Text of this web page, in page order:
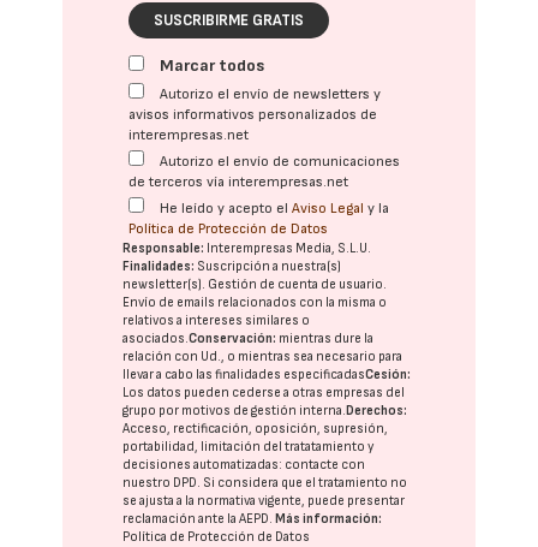
SUSCRIBIRME GRATIS
Marcar todos
Autorizo el envío de newsletters y
avisos informativos personalizados de
interempresas.net
Autorizo el envío de comunicaciones
de terceros vía interempresas.net
He leído y acepto elAviso Legal y la
Política de Protección de Datos
Responsable: Interempresas Media, S.L.U.
Finalidades: Suscripción a nuestra(s)
newsletter(s). Gestión de cuenta de usuario.
Envío de emails relacionados con la misma o
relativos a intereses similares o
asociados.Conservación: mientras dure la
relación con Ud., o mientras sea necesario para
llevar a cabo las finalidades especificadasCesión:
Los datos pueden cederse a otras empresas del
grupo por motivos de gestión interna. Derechos:
Acceso, rectificación, oposición, supresión,
portabilidad, limitación del tratatamiento y
decisiones automatizadas: contacte con
nuestro DPD. Si considera que el tratamiento no
se ajusta a la normativa vigente, puede presentar
reclamación ante laAEPD. Más información:
Política de Protección de Datos